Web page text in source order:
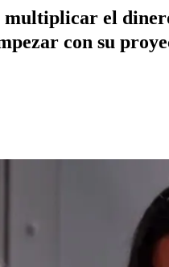
multiplicar el
con su